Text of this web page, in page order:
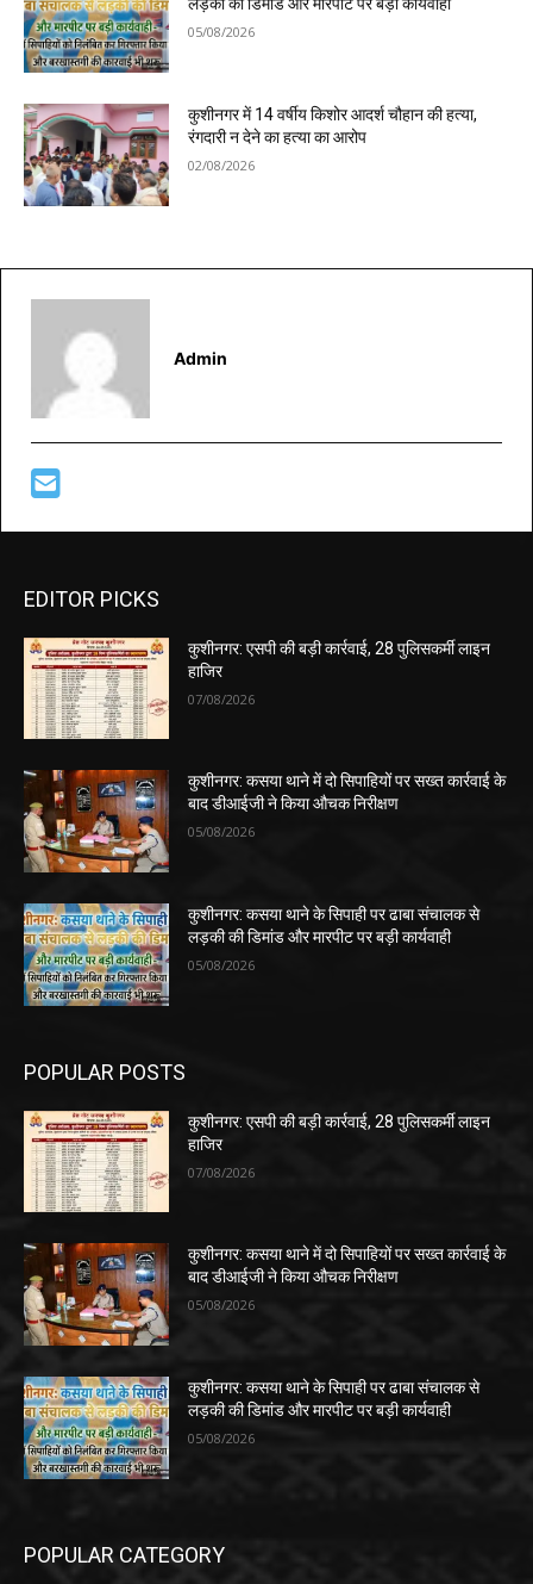
लड़की की डिमांड और मारपीट पर बड़ी कार्यवाही
05/08/2026
कुशीनगर में 14 वर्षीय किशोर आदर्श चौहान की हत्या,
रंगदारी न देने का हत्या का आरोप
02/08/2026
Admin
EDITOR PICKS
कुशीनगर: एसपी की बड़ी कार्रवाई, 28 पुलिसकर्मी लाइन
हाजिर
07/08/2026
कुशीनगर: कसया थाने में दो सिपाहियों पर सख्त कार्रवाई के
बाद डीआईजी ने किया औचक निरीक्षण
05/08/2026
कुशीनगर: कसया थाने के सिपाही पर ढाबा संचालक से
लड़की की डिमांड और मारपीट पर बड़ी कार्यवाही
05/08/2026
POPULAR POSTS
कुशीनगर: एसपी की बड़ी कार्रवाई, 28 पुलिसकर्मी लाइन
हाजिर
07/08/2026
कुशीनगर: कसया थाने में दो सिपाहियों पर सख्त कार्रवाई के
बाद डीआईजी ने किया औचक निरीक्षण
05/08/2026
कुशीनगर: कसया थाने के सिपाही पर ढाबा संचालक से
लड़की की डिमांड और मारपीट पर बड़ी कार्यवाही
05/08/2026
POPULAR CATEGORY